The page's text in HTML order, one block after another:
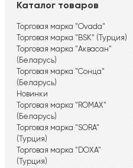
Каталог товаров
Торговая марка "Ovada"
Торговая марка "BSK" (Турция)
Торговая марка "Аквасан"
(Беларусь)
Торговая марка "Сонца"
(Беларусь)
Новинки
Торговая марка "ROMAX"
(Беларусь)
Торговая марка "SORA"
(Турция)
Торговая марка "DOXA"
(Турция)